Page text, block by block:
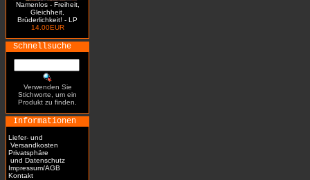
Namenlos - Freiheit,
Gleichheit,
Brüderlichkeit! - LP
14.00EUR
Schnellsuche
Verwenden Sie
Stichworte, um ein
Produkt zu finden.
Informationen
Liefer- und
Versandkosten
Privatsphäre
und Datenschutz
Impressum/AGB
Kontakt